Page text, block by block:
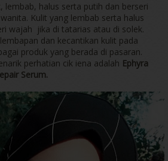
lembab, halus serta putih dan berseri
Kulit yang lembab serta halus
wajah jika di tatarias atau di solek.
dan kecantikan kulit pada
produk yang berada di pasaran.
perhatian cik iena adalah Ephyra
Serum.